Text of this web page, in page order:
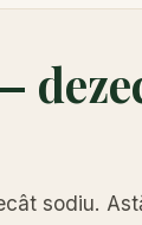
sodiu.